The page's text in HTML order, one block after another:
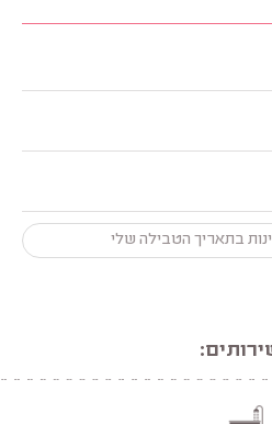
בתאריך הטבילה שלי